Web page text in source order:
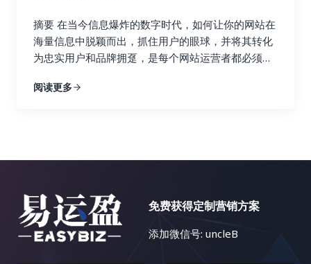
据分析，你可以发现哪些链接建设策略真正有效，哪
些策略只是徒劳无功。例如，你可能会发现，来自行
业权威博客的链接带来了大量的目标流量和转化，而
害网站的声誉。 基于这些发现，你可以及时调整你的
个持续迭代的过程。你需要定期监控数据，并根据数
需要根据风向和水流的变化不断调整航线，才能最终
安全抵达目的地。 市场环境和用户行为都在不断变
化，只有持续地分析数据，才能保持链接建设策略的
有效性。 五、 案例分析：小红书如何玩转链接建
相关的关键词，并分析这些关键词的搜索量、竞争程
度以及排名情况。通过关键词研究，你可以找到潜在
的链接建设目标，例如与你行业相关的博客、论坛和
为你的竞争对手带来了最多的流量，并以此为参考，
吸引目标受众的关注，并最终获得链接。 3. 内容探
探索功能可以帮助你找到在社交媒体上表现优异的内
容。你可以分析这些内容的主题、格式、推广策略等
等，从中学习如何创作更具吸引力的内容，从而吸引
更多的链接。通过分析热门内容，你可以了解目标受
语、韩语、阿拉伯语等等，每一个语种都有其独特的
语法和文化背景。这使得搜索引擎优化策略的制定更
加复杂，我们需要针对不同的语言和文化制定不同的
就很难理解目标市场的用户需求、搜索习惯和文化背
务的推广可能会受到限制，你需要了解目标市场的相
关法律法规。 再次，竞争激烈也是一个不容忽视的问
题。一些热门的小语种市场竞争非常激烈，需要付出
摘要 在当今信息爆炸的数字时代，如何让你的网站在
海量信息中脱颖而出，抓住用户的眼球，并将其转化
为忠实用户和品牌拥趸，是每个网站运营者都必须认
一难题的关键所在。本文将深入探讨内容多样化策略
态，最终实现网站流量的持续增长、用户参与度的显
化：为何内容多样化至关重要？ 想象一下，如果一个
花园里只种植着单一品种的花卉，即使再娇艳欲滴，
也会让人感到单调乏味。同样的道理，如果一个网站
只提供单一的内容形式，即使文字再优美，设计再精
阅读更多
免费获得定制营销方案
添加微信号: uncleB